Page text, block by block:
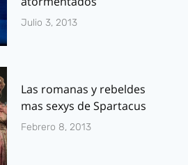
Julio 3, 2013
Las romanas y rebeldes
mas sexys de Spartacus
Febrero 8, 2013